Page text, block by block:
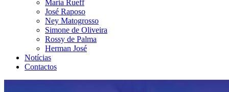
Maria Rueff
José Raposo
Ney Matogrosso
Simone de Oliveira
Rossy de Palma
Herman José
Notícias
Contactos